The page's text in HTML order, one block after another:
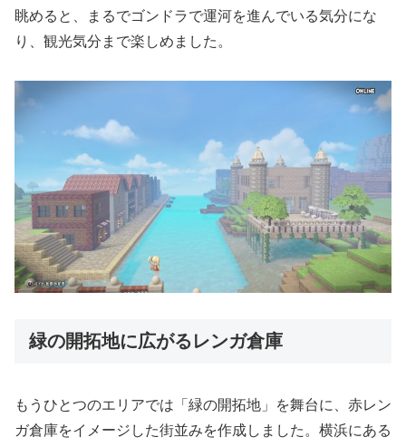
眺めると、まるでゴンドラで運河を進んでいる気分にな
り、観光気分まで楽しめました。
緑の開拓地に広がるレンガ倉庫
もうひとつのエリアでは「緑の開拓地」を舞台に、赤レン
ガ倉庫をイメージした街並みを作成しました。横浜にある